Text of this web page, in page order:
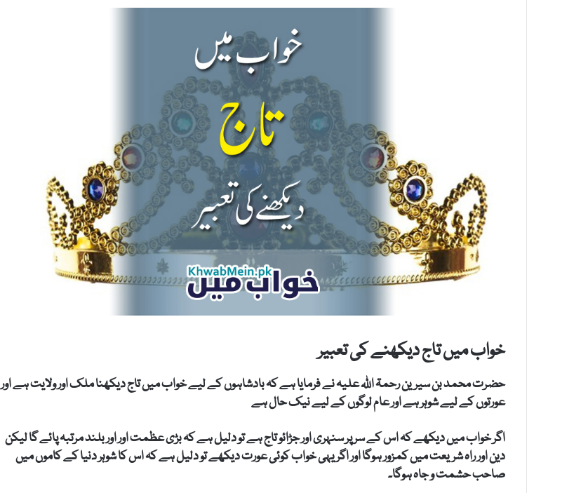
خواب میں تاج دیکھنے کی تعبیر
حضرت محمد بن سیرین رحمۃ اللہ علیہ نے فرمایا ہے کہ بادشاہوں کے لیے خواب میں تاج دیکھنا ملک اور ولایت ہے اور
عورتوں کے لیے شوہر ہے اور عام لوگوں کے لیے نیک حال ہے
اگر خواب میں دیکھے کہ اس کے سر پر سنہری اور جڑائو تاج ہے تو دلیل ہے کہ بڑی عظمت اور اور بلند مرتبہ پائے گا لیکن
دین اور راہ شریعت میں کمزور ہوگا اور اگر یہی خواب کوئی عورت دیکھے تو دلیل ہے کہ اس کا شوہر دنیا کے کاموں میں
صاحب حشمت و جاہ ہوگا۔